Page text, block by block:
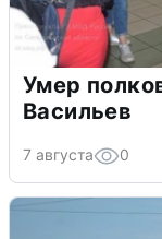
Умер
Васильев
7 августа 0